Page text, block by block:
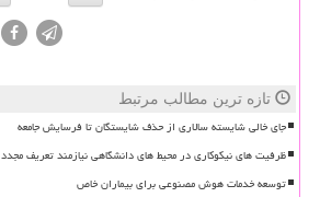
تازه ترین مطالب مرتبط
جای خالی شایسته سالاری از حذف شایستگان تا فرسایش جامعه
ظرفیت های نیکوکاری در محیط های دانشگاهی نیازمند تعریف مجدد
توسعه خدمات هوش مصنوعی برای بیماران خاص